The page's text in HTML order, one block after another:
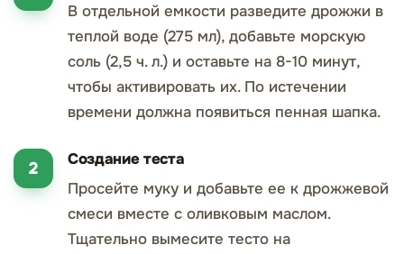
В отдельной емкости разведите дрожжи в
теплой воде (275 мл), добавьте морскую
соль (2,5 ч. л.) и оставьте на 8-10 минут,
чтобы активировать их. По истечении
времени должна появиться пенная шапка.
Создание теста
Просейте муку и добавьте ее к дрожжевой
смеси вместе с оливковым маслом.
Тщательно вымесите тесто на